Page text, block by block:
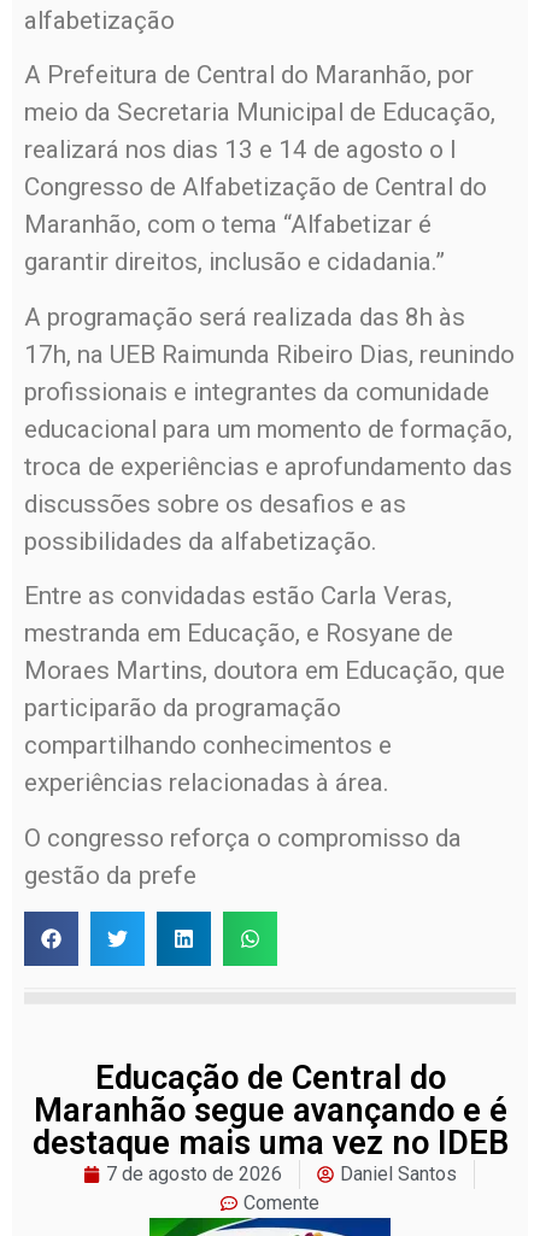
alfabetização
A Prefeitura de Central do Maranhão, por
meio da Secretaria Municipal de Educação,
realizará nos dias 13 e 14 de agosto o I
Congresso de Alfabetização de Central do
Maranhão, com o tema “Alfabetizar é
garantir direitos, inclusão e cidadania.”
A programação será realizada das 8h às
17h, na UEB Raimunda Ribeiro Dias, reunindo
profissionais e integrantes da comunidade
educacional para um momento de formação,
troca de experiências e aprofundamento das
discussões sobre os desafios e as
possibilidades da alfabetização.
Entre as convidadas estão Carla Veras,
mestranda em Educação, e Rosyane de
Moraes Martins, doutora em Educação, que
participarão da programação
compartilhando conhecimentos e
experiências relacionadas à área.
O congresso reforça o compromisso da
gestão da prefe
Educação de Central do
Maranhão segue avançando e é
destaque mais uma vez no IDEB
7 de agosto de 2026
Daniel Santos
Comente